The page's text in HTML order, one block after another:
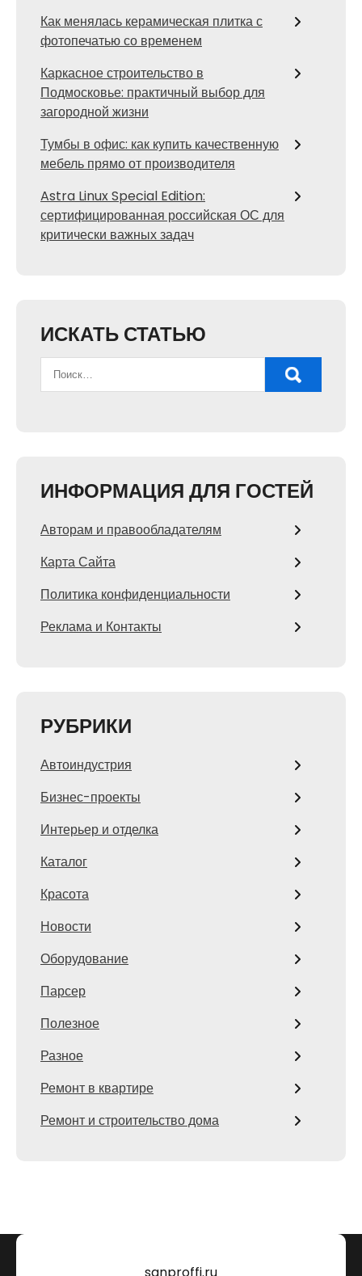
Как менялась керамическая плитка с
фотопечатью со временем
Каркасное строительство в
Подмосковье: практичный выбор для
загородной жизни
Тумбы в офис: как купить качественную
мебель прямо от производителя
Astra Linux Special Edition:
сертифицированная российская ОС для
критически важных задач
ИСКАТЬ СТАТЬЮ
ИНФОРМАЦИЯ ДЛЯ ГОСТЕЙ
Авторам и правообладателям
Карта Сайта
Политика конфиденциальности
Реклама и Контакты
РУБРИКИ
Автоиндустрия
Бизнес-проекты
Интерьер и отделка
Каталог
Красота
Новости
Оборудование
Парсер
Полезное
Разное
Ремонт в квартире
Ремонт и строительство дома